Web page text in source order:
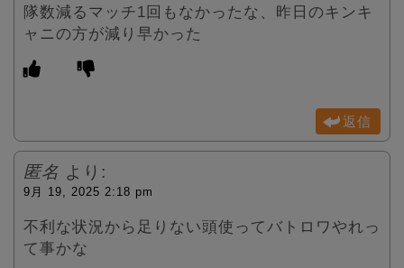
隊数減るマッチ1回もなかったな、昨日のキンキ
ャニの方が減り早かった
返信
匿名 より:
9月 19, 2025 2:18 pm
不利な状況から足りない頭使ってバトロワやれっ
て事かな